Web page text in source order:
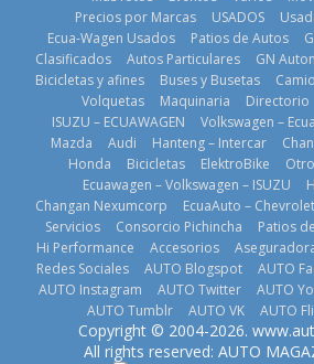
Nuevo SUV
Honda ZR-V
Advanced
Hybrid para el
mercado local
23 de julio de
Kia reúne a
jugadores de
fútbol de todo
el mundo en
‘Kia OMBC
Cup’
6 de mayo de
2026
La Vuelta al
Ecuador 2026,
Precios por Marcas
USADOS
Ecua-Wagen Usados
Patios de Autos
Clasificados
Autos Particulares GN
Bicicletas y afines
Buses y Busetas
Volquetas
Maquinaria Directorio
ISUZU – ECUAWAGEN
Volkswagen –
Mazda
Audi Hanteng – Intercar
Honda
Bicicletas ElektroBike
Ecuawagen – Volkswagen – ISUZU
Changan Nexumcorp
EcuaAuto – Chevrolet
Servicios
Consorcio Pichincha Patios
Hi Performance
Accesorios
Redes Sociales
AUTO Blogspot AUTO
AUTO Instagram
AUTO Twitter AUTO
AUTO Tumblr
AUTO VK AUTO
Copyright © 2004-2026.
All rights reserved: AUTO